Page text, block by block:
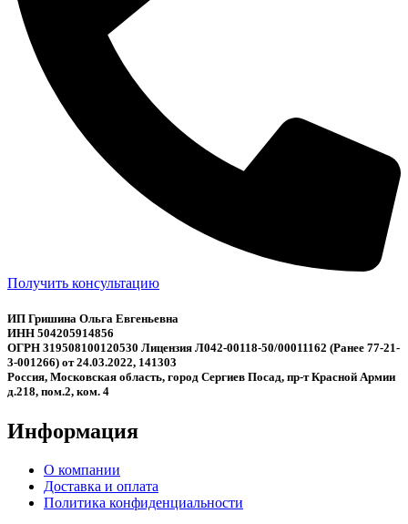
Получить консультацию
ИП Гришина Ольга Евгеньевна
ИНН 504205914856
ОГРН 319508100120530 Лицензия Л042-00118-50/00011162 (Ранее 77-21-
3-001266) от 24.03.2022, 141303
Россия, Московская область, город Сергиев Посад, пр-т Красной Армии
д.218, пом.2, ком. 4
Информация
О компании
Доставка и оплата
Политика конфиденциальности